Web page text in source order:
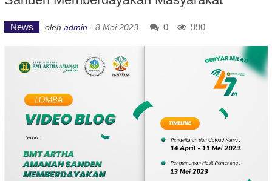
News oleh admin - 8 Mei 2023 0 990